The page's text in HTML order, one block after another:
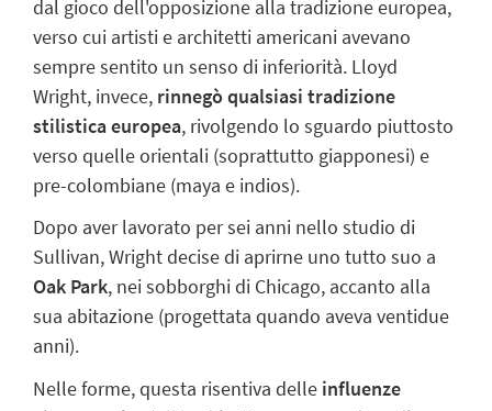
dal gioco dell'opposizione alla tradizione europea,
verso cui artisti e architetti americani avevano
sempre sentito un senso di inferiorità. Lloyd
Wright, invece, rinnegò qualsiasi tradizione
stilistica europea, rivolgendo lo sguardo piuttosto
verso quelle orientali (soprattutto giapponesi) e
pre-colombiane (maya e indios).
Dopo aver lavorato per sei anni nello studio di
Sullivan, Wright decise di aprirne uno tutto suo a
Oak Park, nei sobborghi di Chicago, accanto alla
sua abitazione (progettata quando aveva ventidue
anni).
Nelle forme, questa risentiva delle influenze